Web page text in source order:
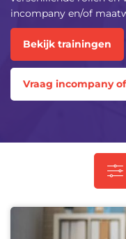
incompany en/of
Bekijk trainingen
Vraag incompany